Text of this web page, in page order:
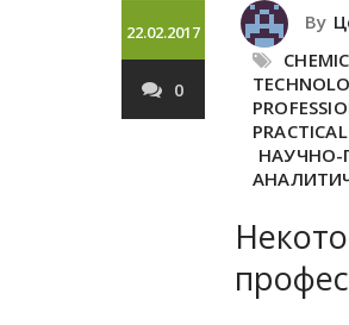
22.02.2017
0
By
НАУЧНО-